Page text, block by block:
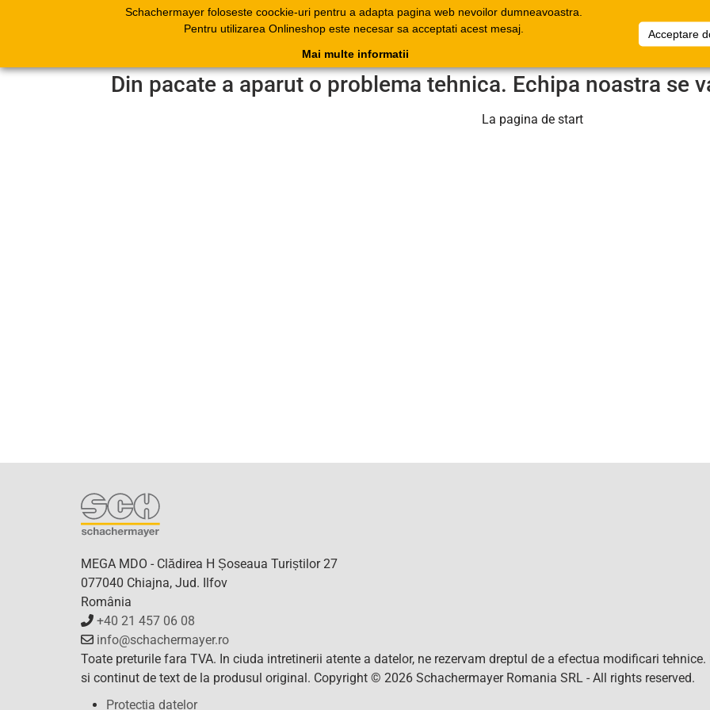
Schachermayer foloseste coockie-uri pentru a adapta pagina web nevoilor dumneavoastra.
Pentru utilizarea Onlineshop este necesar sa acceptati acest mesaj.
Acceptare
Mai multe informatii
Produse
Cataloage
electronice
Documente
comerciale
Companie
Din pacate a aparut o problema tehnica. Echipa noastra se
La pagina de start
MEGA MDO - Clădirea H Șoseaua Turiștilor 27
077040 Chiajna, Jud. Ilfov
România
+40 21 457 06 08
info@schachermayer.ro
Toate preturile fara TVA. In ciuda intretinerii atente a datelor, ne rezervam dreptul de a efectua modificari
si continut de text de la produsul original. Copyright © 2026 Schachermayer Romania SRL - All rights reserved.
Protecția datelor